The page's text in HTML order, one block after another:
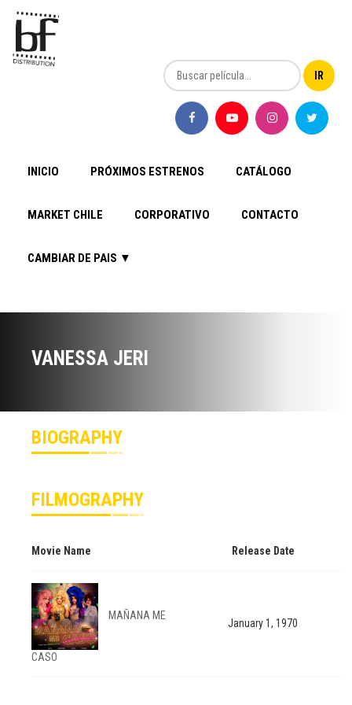
INICIO PRÓXIMOS ESTRENOS CATÁLOGO
MARKET CHILE CORPORATIVO CONTACTO
CAMBIAR DE PAIS ▼
VANESSA JERI
BIOGRAPHY
FILMOGRAPHY
Movie Name Release Date
MAÑANA ME
CASO
January 1, 1970